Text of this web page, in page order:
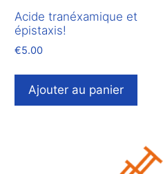
Acide tranéxamique et
épistaxis!
€5.00
Ajouter au panier